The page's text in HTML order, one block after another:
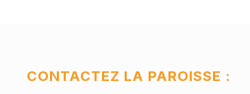
CONTACTEZ LA PAROISSE :